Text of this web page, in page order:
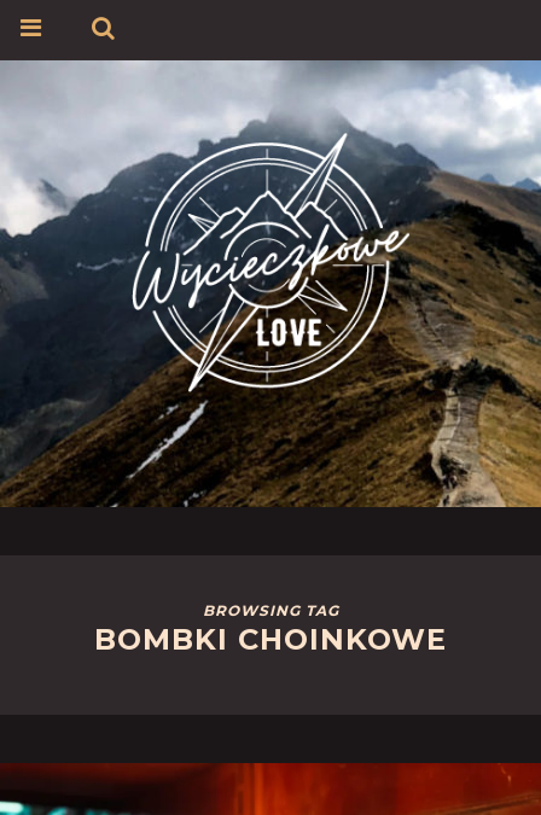
BROWSING TAG
BOMBKI CHOINKOWE